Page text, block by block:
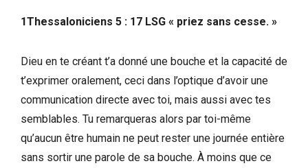
1Thessaloniciens 5 : 17 LSG « priez sans cesse. »
Dieu en te créant t’a donné une bouche et la capacité de
t’exprimer oralement, ceci dans l’optique d’avoir une
communication directe avec toi, mais aussi avec tes
semblables. Tu remarqueras alors par toi-même
qu’aucun être humain ne peut rester une journée entière
sans sortir une parole de sa bouche. À moins que ce